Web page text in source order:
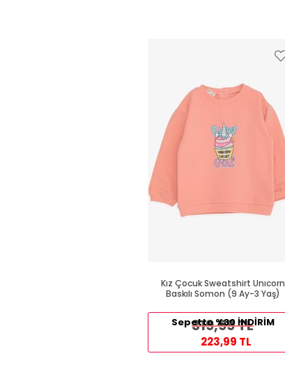
Kız Çocuk Sweatshirt Unıcorn
Baskılı Somon (9 Ay-3 Yaş)
319,99 TL
Sepette %30 İNDİRİM
223,99 TL